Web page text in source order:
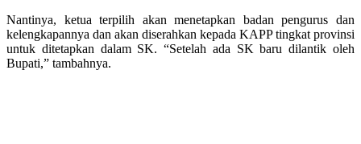
Nantinya, ketua terpilih akan menetapkan badan pengurus dan
kelengkapannya dan akan diserahkan kepada KAPP tingkat provinsi
untuk ditetapkan dalam SK. “Setelah ada SK baru dilantik oleh
Bupati,” tambahnya.